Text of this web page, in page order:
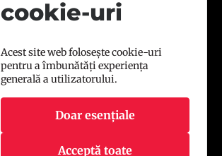
cookie-uri
Acest site web folosește cookie-uri
pentru a îmbunătăți experiența
generală a utilizatorului.
Doar esențiale
Acceptă toate